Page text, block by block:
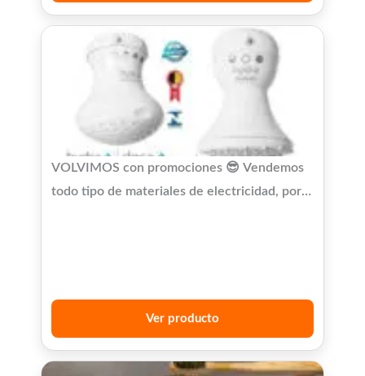
VOLVIMOS con promociones 😎 Vendemos
todo tipo de materiales de electricidad, por
Ver producto